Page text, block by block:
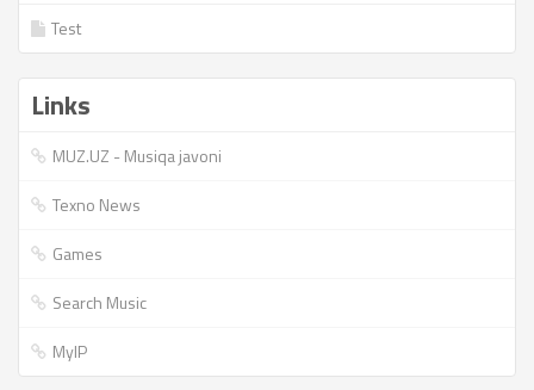
Test
Links
MUZ.UZ - Musiqa javoni
Texno News
Games
Search Music
MyIP